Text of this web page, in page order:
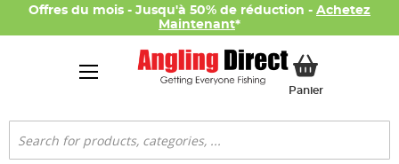
Offres du mois - Jusqu'à 50% de réduction - Achetez
Maintenant*
PanierMon panier
Rechercher